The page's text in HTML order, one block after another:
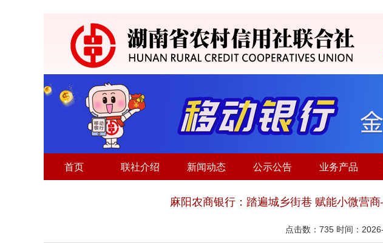
首页 联社介绍 新闻动态 公示公告 业务产品
麻阳农商银行：踏遍城乡街巷 赋能小微营
点击数： 735 时间：